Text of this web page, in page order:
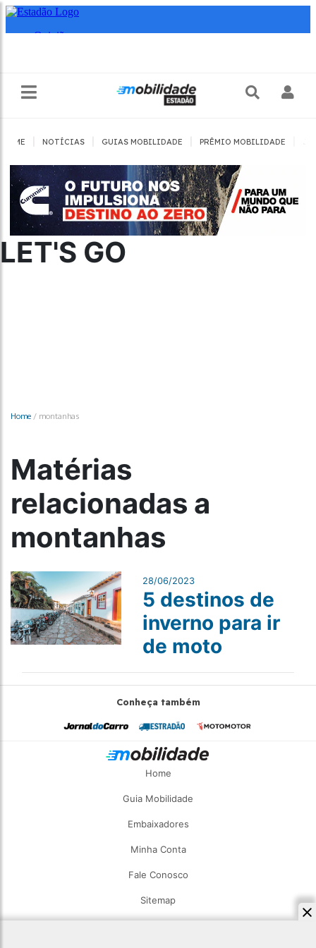
HOME NOTÍCIAS GUIAS MOBILIDADE PRÊMIO MOBILIDADE
LET'S GO
Home / montanhas
Matérias
relacionadas a
montanhas
28/06/2023
5 destinos de
inverno para ir
de moto
Conheça também
Home
Guia Mobilidade
Embaixadores
Minha Conta
Fale Conosco
Sitemap